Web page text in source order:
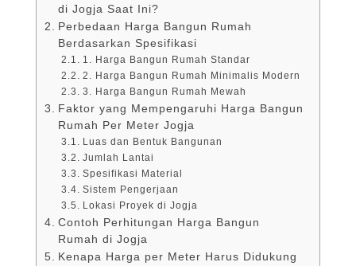
di Jogja Saat Ini?
Perbedaan Harga Bangun Rumah
Berdasarkan Spesifikasi
1. Harga Bangun Rumah Standar
2. Harga Bangun Rumah Minimalis Modern
3. Harga Bangun Rumah Mewah
Faktor yang Mempengaruhi Harga Bangun
Rumah Per Meter Jogja
Luas dan Bentuk Bangunan
Jumlah Lantai
Spesifikasi Material
Sistem Pengerjaan
Lokasi Proyek di Jogja
Contoh Perhitungan Harga Bangun
Rumah di Jogja
Kenapa Harga per Meter Harus Didukung